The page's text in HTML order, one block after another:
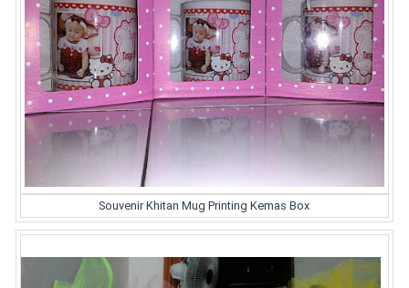
Souvenir Khitan Mug Printing Kemas Box